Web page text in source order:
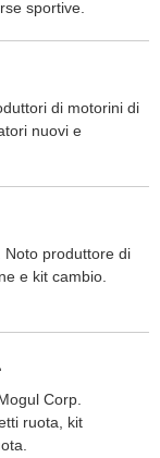
sportive.
di motorini di
nuovi e
Noto produttore di
e kit cambio.
Corp.
ruota, kit